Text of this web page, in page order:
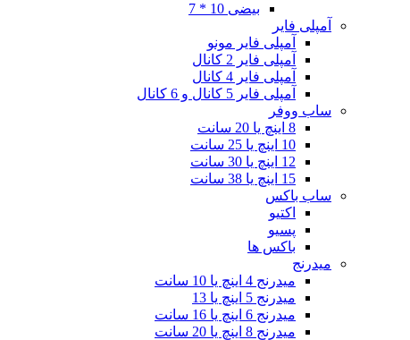
بیضی 10 * 7
آمپلی فایر
آمپلی فایر مونو
آمپلی فایر 2 کانال
آمپلی فایر 4 کانال
آمپلی فایر 5 کانال و 6 کانال
ساب ووفر
8 اینچ یا 20 سانت
10 اینچ یا 25 سانت
12 اینچ یا 30 سانت
15 اینچ یا 38 سانت
ساب باکس
اکتیو
پسیو
باکس ها
میدرنج
میدرنج 4 اینچ یا 10 سانت
میدرنج 5 اینچ یا 13
میدرنج 6 اینچ یا 16 سانت
میدرنج 8 اینچ یا 20 سانت